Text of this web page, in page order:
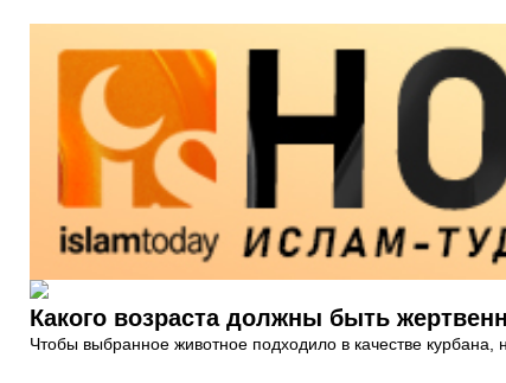
Какого возраста должны быть
Чтобы выбранное животное подходило в качестве курбана,